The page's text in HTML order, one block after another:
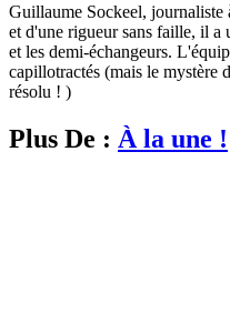
Guillaume Sockeel,
et d'une rigueur sans faille, il
et les demi-échangeurs.
capillotractés (mais le mystère
résolu ! )
Plus De : À la une !